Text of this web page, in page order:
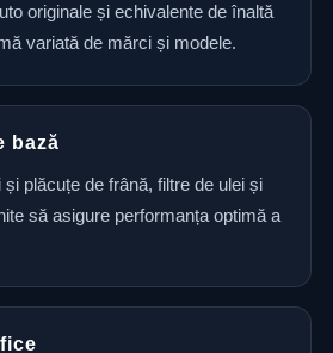
originale și echivalente de înaltă
variată de mărci și modele.
bază
plăcuțe de frână, filtre de ulei și
să asigure performanța optimă a